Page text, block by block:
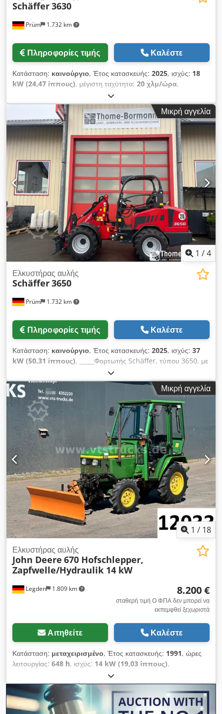
Prüm 1.732 km
Schäffer3630
Πληροφορίες τιμής Καλέστε
Κατάσταση: καινούργιο, Έτος κατασκευής: 2025, ισχύς: 18
kW (24,47 ίππους), μέγιστη ταχύτητα: 20 χλμ/ώρα,
Κατασκευαστής κινητήρα: Kubota, Τύπος κινητήρα: Diesel.
Φορτωτής Schäffer, τύπος 3630, με προστατευτική οροφή
οδηγού ROPS. Κινητήρας Diesel Kubota, μοντέλο D1703M-DI,
18 kW = 25 ίπποι. Οπίσθια πλάκα βάρους, υδραυλικό σύστημα
ασφάλισης εργαλείων, σύστημα συγκράτησης, υδραυλική
λειτουργία ταχείας μεταφοράς, 20 χλμ/ώρα. Συνοδεύεται από
οδηγίες λειτουργίας. Πρόσθετος εξοπλισμός: Βάρος σε μορφή
βαλίτσας 95 kg. Υδραυλικές συνδέσεις, τύπος: πριζωτές
συνδέσεις. Προετοιμασία για σύστημα φωτισμού – πλήρες.
Βάση τιμονιού για φωτισμό. Σύνολο καλωδίων για οπίσθια
φώτα. Σετ προβολέων εργασίας LED, 800 lumen (2 μπροστά
και 1 πίσω). Σύστημα ρυμούλκησης με μπουλόνι και αγκίστρια.
Τυπικά ελαστικά: 10.0/75-15.3 AS ET -40. Πλαίσιο υποδοχής
Euro-W. Υδραυλική ασφάλιση. Τοποθεσία αποθήκευσης: μη
διαθέσιμη. Csdpfxozp Anao Ahterf
Μικρή αγγελία
1 /4
Prüm 1.732 km
Ελκυστήρας αυλής
Schäffer3650
Πληροφορίες τιμής Καλέστε
Κατάσταση: καινούργιο, Έτος κατασκευής: 2025, ισχύς: 37
kW (50,31 ίππους), _____Φορτωτής Schäffer, τύπου 3650, με
οροφή προστασίας οδηγού ROPS. Κινητήρας ντίζελ Kubota
D1803-CR-T3, 37 kW = 50 ίπποι. Πλάκα στήριξης για
πρόσθετα βάρη στο πίσω μέρος, γρήγορη ταχύτητα 20 χλμ/
ώρα, υδραυλικό σύστημα ασφάλισης εργαλείων, σύστημα
συγκράτησης με οδηγίες λειτουργίας. Ειδικός εξοπλισμός:
Βάρος τύπου «βαλίτσας» 100 κιλών. Υδραυλικές συνδέσεις σε
μορφή συνδέσμων. Σύστημα φωτισμού. Πιστοποιητικό TÜV για
μηχάνημα εργασίας. Αυτοκινούμενο, μέγιστη ταχύτητα < 25
χλμ/ώρα (απαιτείται σύστημα φωτισμού σύμφωνα με την
StVZO). Σετ προβολέων εργασίας LED, 800 lumen (2 μπροστά
και 1 πίσω). Σύστημα ρυμούλκησης με πείρο και γάντζους
πρόσδεσης. Credpfex Evdvjx Ahtjf Ελαστικά 15.0/55-17 AS, 6
τρύπες, μετατόπιση -45. Πλαίσιο σύνδεσης Euro-WS με
υδραυλική ασφάλιση. Τοποθεσία αποθήκευσης: null.
Μικρή αγγελία
1 / 18
Legden 1.809 km
Ελκυστήρας αυλής
John Deere 670 Hofschlepper,
Zapfwelle/Hydraulik 14 kW
8.200 €
σταθερή τιμή Ο ΦΠΑ δεν μπορεί να
εκπεμφθεί ξεχωριστά
Αιτηθείτε Καλέστε
Κατάσταση: μεταχειρισμένο, Έτος κατασκευής: 1991, ώρες
λειτουργίας: 648 h, ισχύς: 14 kW (19,03 ίππους),
ABS, εμπρόσθια ανάρτηση, καμπίνα,
τετρακίνηση, John Deere 670 – Τρακτέρ για χρήση σε
αγροκτήματα Cjdpfxsy Skl Ue Ahtorf * Άνευ σταδίων πίσω
άξονας εξόδου (PTO) * Μπροστινό ανυψωτικό σύστημα *